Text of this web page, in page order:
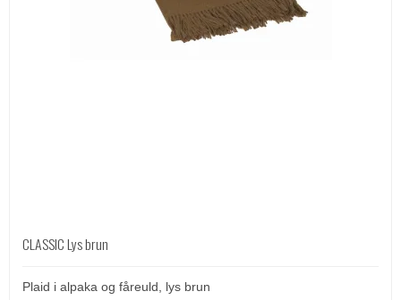
CLASSIC Lys brun
Plaid i alpaka og fåreuld, lys brun